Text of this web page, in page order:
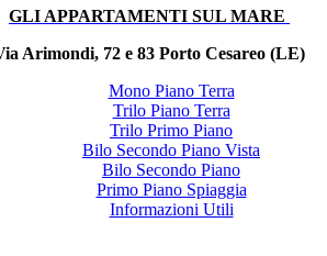
GLI APPARTAMENTI SUL MARE
Arimondi, 72 e 83 Porto Cesareo (LE)
Mono Piano Terra
Trilo Piano Terra
Trilo Primo Piano
Bilo Secondo Piano Vista
Bilo Secondo Piano
Primo Piano Spiaggia
Informazioni Utili